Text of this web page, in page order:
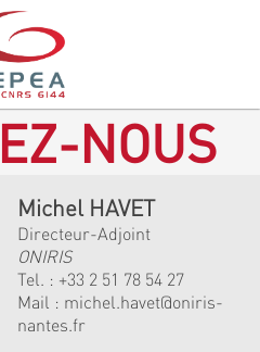
NOUS
Michel HAVET
Directeur-Adjoint
ONIRIS
Tel. : +33 2 51 78 54 27
Mail : michel.havet@oniris-
nantes.fr